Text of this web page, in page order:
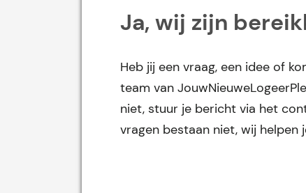
Ja, wij zijn
Heb jij een vraag, een idee of
team van
niet, stuur je bericht via het
vragen bestaan niet, wij helpen